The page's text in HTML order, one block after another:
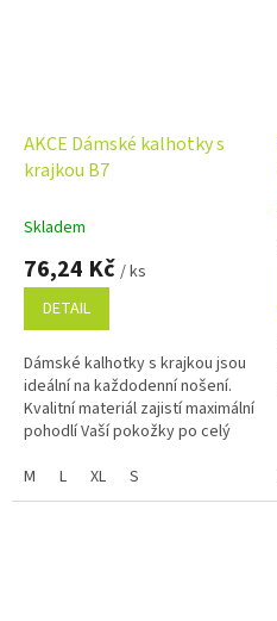
AKCE Dámské kalhotky s
krajkou B7
Skladem
76,24 Kč / ks
DETAIL
Dámské kalhotky s krajkou jsou
ideální na každodenní nošení.
Kvalitní materiál zajistí maximální
pohodlí Vaší pokožky po celý
Velikost: S, M,...
M L XL S